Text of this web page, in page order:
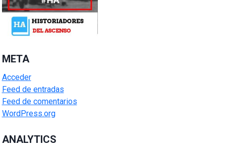
META
Acceder
Feed de entradas
Feed de comentarios
WordPress.org
ANALYTICS